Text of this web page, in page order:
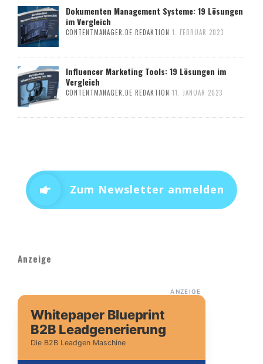
Dokumenten Management Systeme: 19 Lösungen
im Vergleich
CONTENTMANAGER.DE REDAKTION 1. FEBRUAR 2023
Influencer Marketing Tools: 19 Lösungen im
Vergleich
CONTENTMANAGER.DE REDAKTION 11. JANUAR 2023
Zum Newsletter anmelden
Anzeige